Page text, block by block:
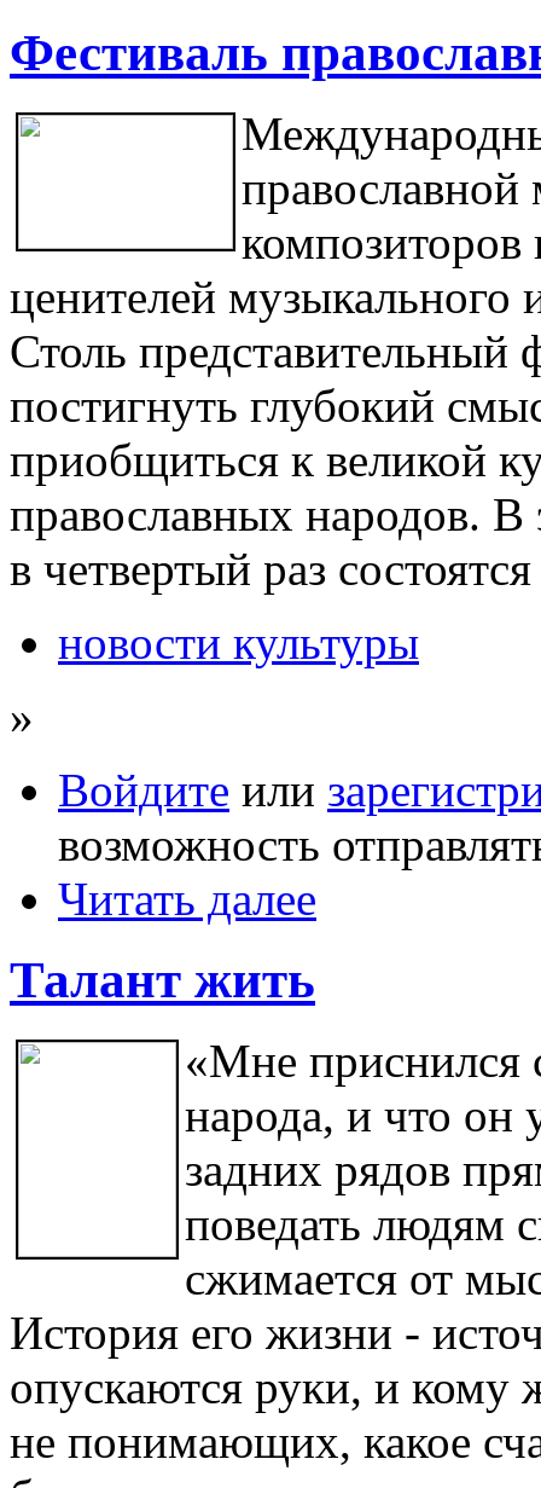
Фестиваль
православной
композиторов
ценителей музыкального
Столь представительный
постигнуть глубокий
приобщиться к великой
православных народов. В
в четвертый раз
новости культуры
»
Войдите или
возможность
Читать далее
Талант жить
«Мне приснился
народа, и что он
задних рядов
поведать людям
сжимается от
История его жизни -
опускаются руки, и кому
не понимающих, какое